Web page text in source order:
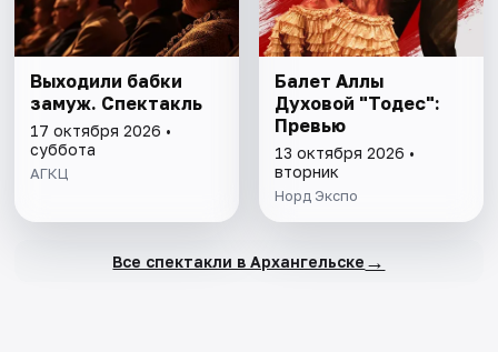
Выходили бабки
замуж. Спектакль
17 октября 2026 •
суббота
АГКЦ
Балет Аллы
Духовой "Тодес":
Превью
13 октября 2026 •
вторник
Норд Экспо
Все спектакли в Архангельске →